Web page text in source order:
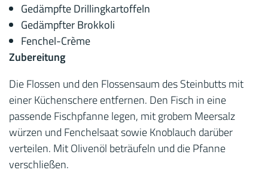
Gedämpfte Drillingkartoffeln
Gedämpfter Brokkoli
Fenchel-Crème
Zubereitung
Die Flossen und den Flossensaum des Steinbutts mit
einer Küchenschere entfernen. Den Fisch in eine
passende Fischpfanne legen, mit grobem Meersalz
würzen und Fenchelsaat sowie Knoblauch darüber
verteilen. Mit Olivenöl beträufeln und die Pfanne
verschließen.